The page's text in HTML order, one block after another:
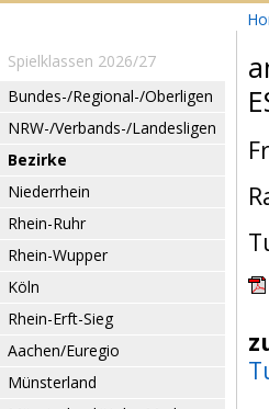
Spielklassen 2026/27
Bundes-/Regional-/Oberligen
NRW-/Verbands-/Landesligen
Bezirke
Niederrhein
Rhein-Ruhr
Rhein-Wupper
Köln
Rhein-Erft-Sieg
Aachen/Euregio
Münsterland